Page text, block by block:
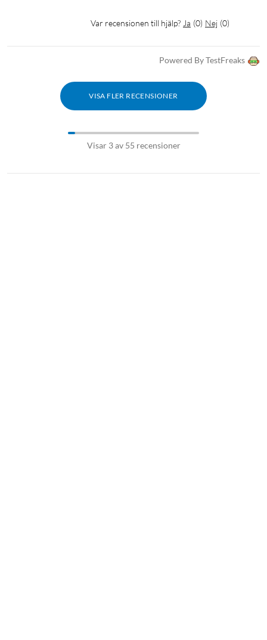
Var recensionen till hjälp? Ja (0) Nej (0)
Powered By TestFreaks
VISA FLER RECENSIONER
Visar 3 av 55 recensioner